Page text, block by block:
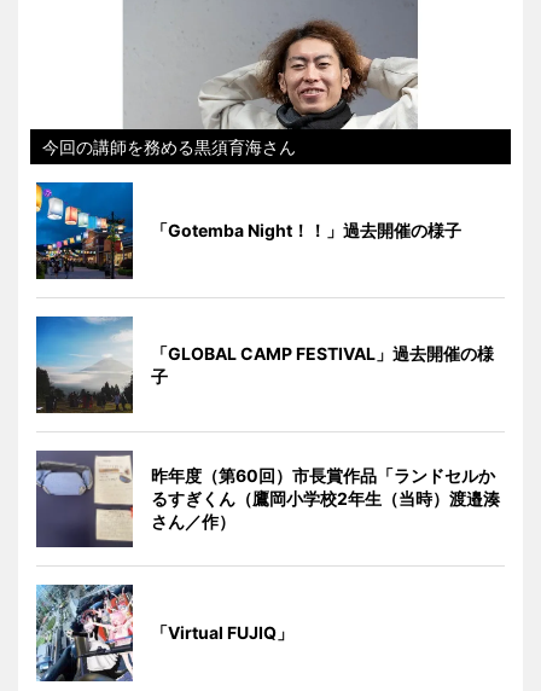
今回の講師を務める黒須育海さん
「Gotemba Night！！」過去開催の様子
「GLOBAL CAMP FESTIVAL」過去開催の様
子
昨年度（第60回）市長賞作品「ランドセルか
るすぎくん（鷹岡小学校2年生（当時）渡邉湊
さん／作）
「Virtual FUJIQ」